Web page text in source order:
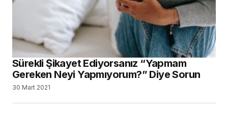
Sürekli Şikayet Ediyorsanız “Yapmam
Gereken Neyi Yapmıyorum?” Diye Sorun
30 Mart 2021